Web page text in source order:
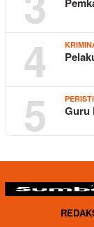
4
5 Guru